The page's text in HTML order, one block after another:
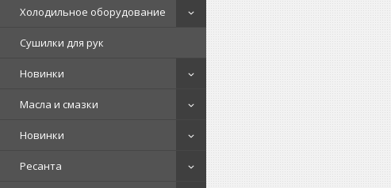
Холодильное оборудование
Сушилки для рук
Новинки
Масла и смазки
Новинки
Ресанта